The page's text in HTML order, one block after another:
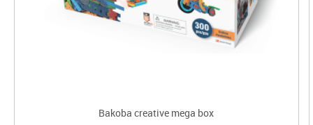
Bakoba creative mega box